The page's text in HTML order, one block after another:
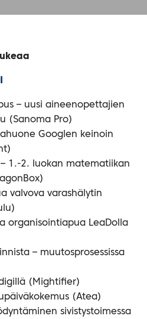
– uusi aineenopettajien
(Sanoma Pro)
Googlen keinoin
1.-2. luokan matematiikan
valvova varashälytin
organisointiapua LeaDolla
– muutosprosessissa
(Mightifier)
(Atea)
sivistystoimessa